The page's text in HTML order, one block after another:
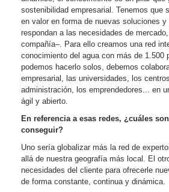
sostenibilidad empresarial. Tenemos que
en valor en forma de nuevas soluciones
respondan a las necesidades de
compañía–. Para ello creamos una red
conocimiento del agua con más de 1.500
podemos hacerlo solos, debemos
empresarial, las universidades, los
administración, los emprendedores... en
ágil y abierto.
En referencia a esas redes, ¿cuáles
conseguir?
Uno sería globalizar más la red de
allá de nuestra geografía más local. El
necesidades del cliente para ofrecerle
de forma constante, continua y dinámica.